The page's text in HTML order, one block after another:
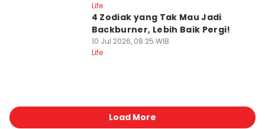
Life
4 Zodiak yang Tak Mau Jadi
Backburner, Lebih Baik Pergi!
10 Jul 2026, 08:25 WIB
Life
Load More